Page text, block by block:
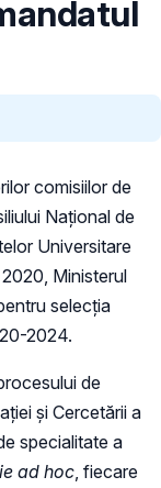
comisiilor de
Naţional de
Universitare
Ministerul
selecția
2024.
de
şi Cercetării a
specialitate a
ad hoc , fiecare